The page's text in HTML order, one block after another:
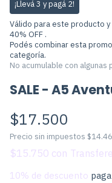
¡Llevá 3 y pagá 2!
Válido para este producto y
40% OFF .
Podés combinar esta
categoría.
No acumulable con algunas
SALE - A5
$17.500
Precio sin impuestos
$15.750 con
10% de descuento